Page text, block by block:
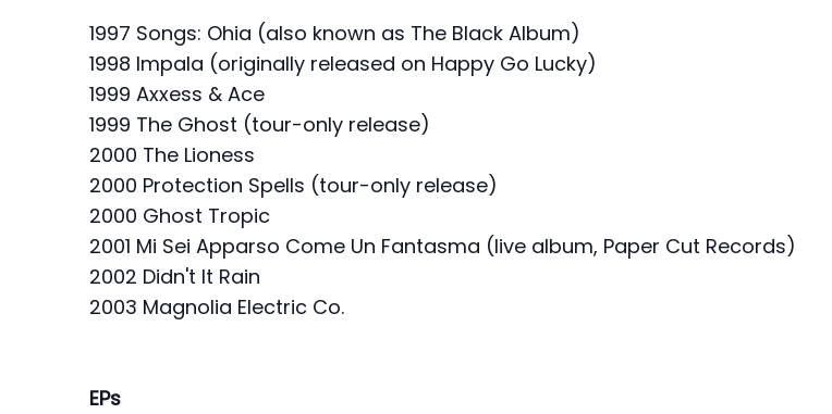
1997 Songs: Ohia (also known as The Black Album)
1998 Impala (originally released on Happy Go Lucky)
1999 Axxess & Ace
1999 The Ghost (tour-only release)
2000 The Lioness
2000 Protection Spells (tour-only release)
2000 Ghost Tropic
2001 Mi Sei Apparso Come Un Fantasma (live album, Paper Cut Records)
2002 Didn't It Rain
2003 Magnolia Electric Co.
EPs